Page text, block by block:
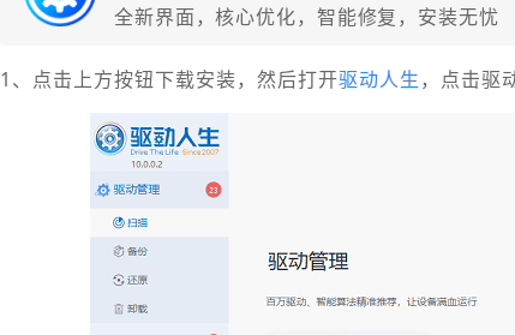
全新界面，核心优化，智能修复，安装无忧
1、点击上方按钮下载安装，然后打开驱动人生 ，点击驱